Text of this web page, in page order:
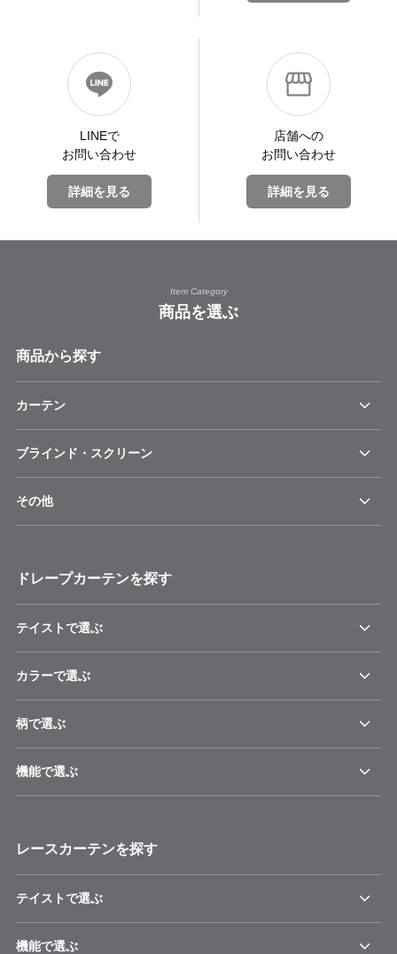
LINEで
お問い合わせ
詳細を見る
店舗への
お問い合わせ
詳細を見る
Item Category
商品を選ぶ
商品から探す
カーテン
ブラインド・スクリーン
その他
ドレープカーテンを探す
テイストで選ぶ
カラーで選ぶ
柄で選ぶ
機能で選ぶ
レースカーテンを探す
テイストで選ぶ
機能で選ぶ